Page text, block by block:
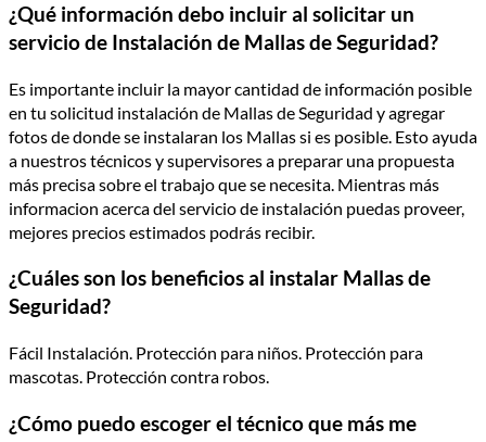
¿Qué información debo incluir al solicitar un
servicio de Instalación de Mallas de Seguridad?
Es importante incluir la mayor cantidad de información posible
en tu solicitud instalación de Mallas de Seguridad y agregar
fotos de donde se instalaran los Mallas si es posible. Esto ayuda
a nuestros técnicos y supervisores a preparar una propuesta
más precisa sobre el trabajo que se necesita. Mientras más
informacion acerca del servicio de instalación puedas proveer,
mejores precios estimados podrás recibir.
¿Cuáles son los beneficios al instalar Mallas de
Seguridad?
Fácil Instalación. Protección para niños. Protección para
mascotas. Protección contra robos.
¿Cómo puedo escoger el técnico que más me